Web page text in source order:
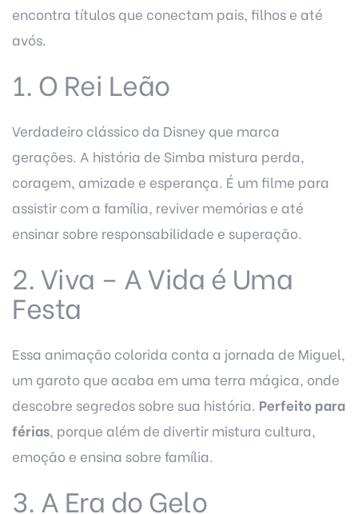
encontra títulos que conectam pais, filhos e até
avós.
1. O Rei Leão
Verdadeiro clássico da Disney que marca
gerações. A história de Simba mistura perda,
coragem, amizade e esperança. É um filme para
assistir com a família, reviver memórias e até
ensinar sobre responsabilidade e superação.
2. Viva – A Vida é Uma
Festa
Essa animação colorida conta a jornada de Miguel,
um garoto que acaba em uma terra mágica, onde
descobre segredos sobre sua história. Perfeito para
férias, porque além de divertir mistura cultura,
emoção e ensina sobre família.
3. A Era do Gelo